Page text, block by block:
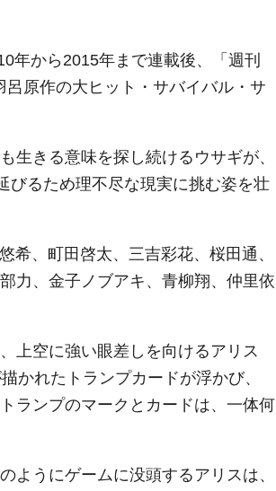
年から2015年まで連載後、「週刊
原作の大ヒット・サバイバル・サ
生きる意味を探し続けるウサギが、
びるため理不尽な現実に挑む姿を壮
希、町田啓太、三吉彩花、桜田通、
力、金子ノブアキ、青柳翔、仲里依
上空に強い眼差しを向けるアリス
かれたトランプカードが浮かび、
ランプのマークとカードは、一体何
ようにゲームに没頭するアリスは、